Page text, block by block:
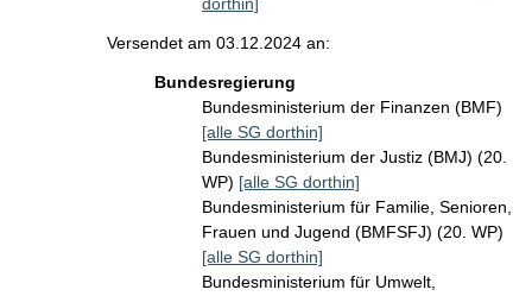
Versendet am 03.12.2024 an:
Bundesregierung
Bundesministerium der Finanzen (BMF)
[alle SG dorthin]
Bundesministerium der Justiz (BMJ) (20.
WP) [alle SG dorthin]
Bundesministerium für Familie, Senioren,
Frauen und Jugend (BMFSFJ) (20. WP)
[alle SG dorthin]
Bundesministerium für Umwelt,